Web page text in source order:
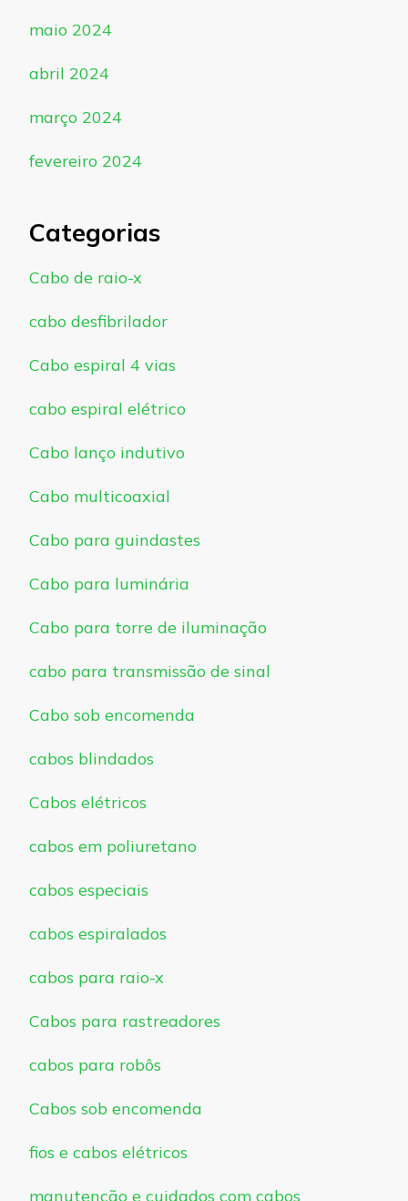
maio 2024
abril 2024
março 2024
fevereiro 2024
Categorias
Cabo de raio-x
cabo desfibrilador
Cabo espiral 4 vias
cabo espiral elétrico
Cabo lanço indutivo
Cabo multicoaxial
Cabo para guindastes
Cabo para luminária
Cabo para torre de iluminação
cabo para transmissão de sinal
Cabo sob encomenda
cabos blindados
Cabos elétricos
cabos em poliuretano
cabos especiais
cabos espiralados
cabos para raio-x
Cabos para rastreadores
cabos para robôs
Cabos sob encomenda
fios e cabos elétricos
manutenção e cuidados com cabos